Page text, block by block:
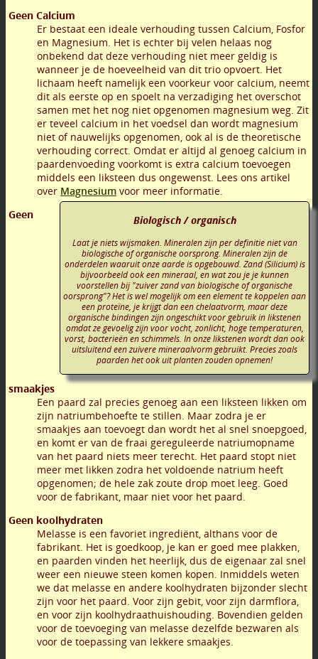
Geen Calcium
Er bestaat een ideale verhouding tussen Calcium, Fosfor
en Magnesium. Het is echter bij velen helaas nog
onbekend dat deze verhouding niet meer geldig is
wanneer je de hoeveelheid van dit trio opvoert. Het
lichaam heeft namelijk een voorkeur voor calcium, neemt
dit als eerste op en spoelt na verzadiging het overschot
samen met het nog niet opgenomen magnesium weg. Zit
er teveel calcium in het voedsel dan wordt magnesium
niet of nauwelijks opgenomen, ook al is de theoretische
verhouding correct. Omdat er altijd al genoeg calcium in
paardenvoeding voorkomt is extra calcium toevoegen
middels een liksteen dus ongewenst. Lees ons artikel
over Magnesium voor meer informatie.
Biologisch / organisch
Laat je niets wijsmaken. Mineralen zijn per definitie niet van
biologische of organische oorsprong. Mineralen zijn de
onderdelen waaruit onze aarde is opgebouwd. Zand (Silicium) is
bijvoorbeeld ook een mineraal, en wat zou je je kunnen
voorstellen bij "zuiver zand van biologische of organische
oorsprong"? Het is wel mogelijk om een element te koppelen aan
een proteïne, je krijgt dan een chelaatvorm, maar deze
organische bindingen zijn ongeschikt voor gebruik in likstenen
omdat ze gevoelig zijn voor vocht, zonlicht, hoge temperaturen,
vorst, bacterieën en schimmels. In onze likstenen wordt dan ook
uitsluitend een zuivere mineraalvorm gebruikt. Precies zoals
paarden het ook uit planten zouden opnemen!
Geen
smaakjes
Een paard zal precies genoeg aan een liksteen likken om
zijn natriumbehoefte te stillen. Maar zodra je er
smaakjes aan toevoegt dan wordt het al snel snoepgoed,
en komt er van de fraai gereguleerde natriumopname
van het paard niets meer terecht. Het paard stopt niet
meer met likken zodra het voldoende natrium heeft
opgenomen; de hele zak zoute drop moet leeg. Goed
voor de fabrikant, maar niet voor het paard.
Geen koolhydraten
Melasse is een favoriet ingrediënt, althans voor de
fabrikant. Het is goedkoop, je kan er goed mee plakken,
en paarden vinden het heerlijk, dus de eigenaar zal snel
weer een nieuwe steen komen kopen. Inmiddels weten
we dat melasse en andere koolhydraten bijzonder slecht
zijn voor het paard. Voor zijn gebit, voor zijn darmflora,
en voor zijn koolhydraathuishouding. Bovendien gelden
voor de toevoeging van melasse dezelfde bezwaren als
voor de toepassing van lekkere smaakjes.